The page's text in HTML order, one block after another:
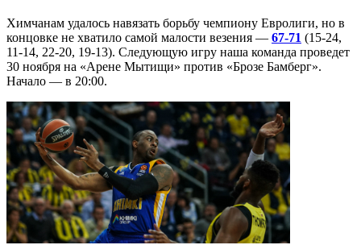
Химчанам удалось навязать борьбу чемпиону Евролиги, но в
концовке не хватило самой малости везения — 67-71 (15-24,
11-14, 22-20, 19-13). Следующую игру наша команда проведет
30 ноября на «Арене Мытищи» против «Брозе Бамберг».
Начало — в 20:00.